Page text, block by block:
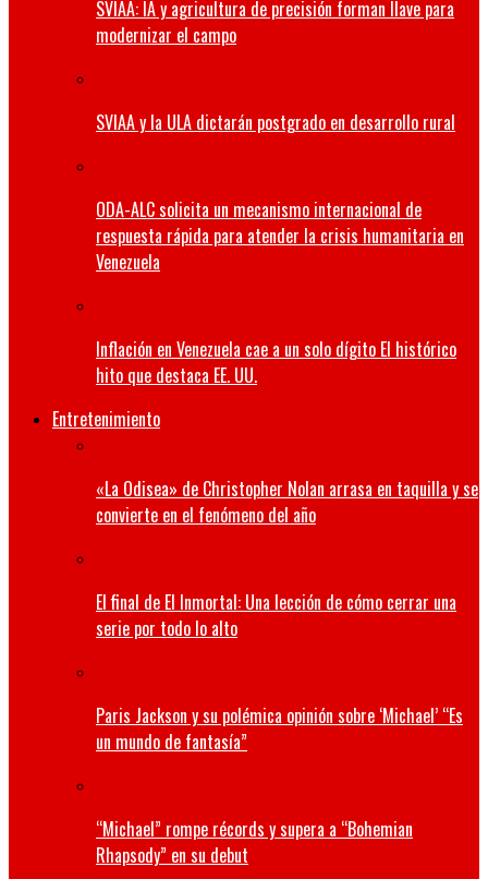
SVIAA: IA y agricultura de precisión forman llave para
modernizar el campo
SVIAA y la ULA dictarán postgrado en desarrollo rural
ODA-ALC solicita un mecanismo internacional de
respuesta rápida para atender la crisis humanitaria en
Venezuela
Inflación en Venezuela cae a un solo dígito El histórico
hito que destaca EE. UU.
Entretenimiento
«La Odisea» de Christopher Nolan arrasa en taquilla y se
convierte en el fenómeno del año
El final de El Inmortal: Una lección de cómo cerrar una
serie por todo lo alto
Paris Jackson y su polémica opinión sobre ‘Michael’ “Es
un mundo de fantasía”
“Michael” rompe récords y supera a “Bohemian
Rhapsody” en su debut